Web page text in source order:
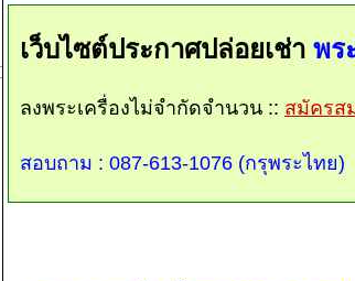
จากความน่าเชื่
เบอร์ติดต่อ 065-4015538 ติดต่อ คุ